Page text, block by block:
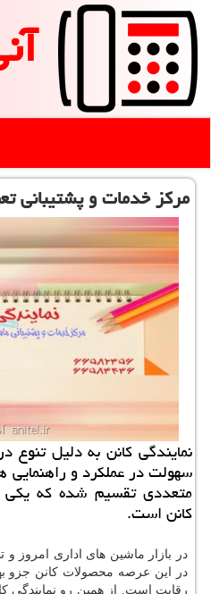
مركز خدمات و پشتیبانی
نمایندگی كانن به دلیل
سهولت در عملكرد و راهنمایی
متعددی تقسیم شده كه یكی
كانن است.
در بازار ماشین های اداری امروز
در این عرصه محصولات کانن جزو
رقابت است. از همین رو نمایندگی